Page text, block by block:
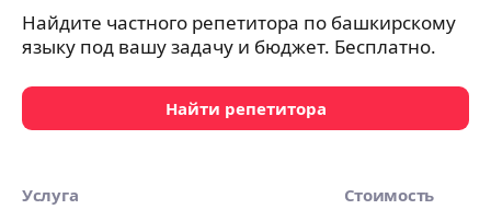
Найдите частного репетитора по башкирскому
языку под вашу задачу и бюджет. Бесплатно.
Найти репетитора
Услуга Стоимость